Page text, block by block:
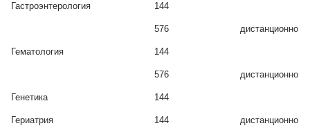
Гастроэнтерология 144
576 дистанционно
Гематология 144
576 дистанционно
Генетика 144
Гериатрия 144 дистанционно